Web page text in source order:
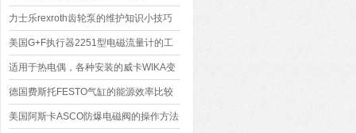
力士乐rexroth齿轮泵的维护知识小技巧
美国G+F执行器2251型电磁流量计的工
作原理
适用于热电偶，各种安装的威卡WIKA变
送器
德国费斯托FESTO气缸的能源效率比较
美国阿斯卡ASCO防爆电磁阀的操作方法